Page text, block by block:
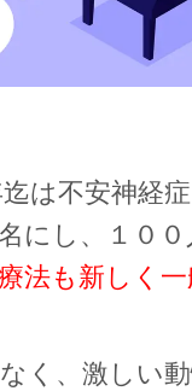
は不安神経
にし、
１０
法も新しく
く、激しい